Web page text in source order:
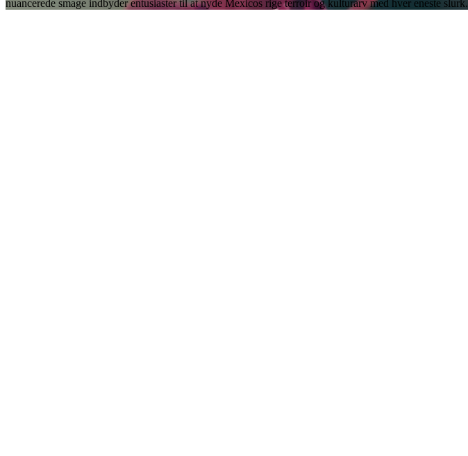
nuancerede smage indbyder entusiaster til at nyde Mexicos rige terroir og kulturarv med hver eneste slurk.